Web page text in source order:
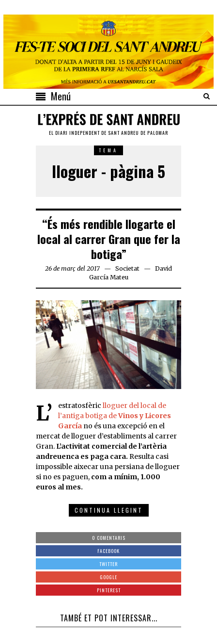
Menú
EL DIARI INDEPENDENT DE SANT ANDREU DE PALOMAR
TEMA
lloguer - pàgina 5
“És més rendible llogarte el
local al carrer Gran que fer la
botiga”
26 de març del 2017 Societat
David
García Mateu
L’estratosfèric lloguer del local de
l’antiga botiga deVinos y Licores
García no és una excepció en el
mercat de lloguer d’establiments al carrer
Gran. L’activitat comercial de l’artèria
andreuenca es paga cara. Resulta casi
impossible aixecar una persiana de lloguer
si no es paguen, com a mínim, 1.000
euros al mes.
CONTINUA LLEGINT
0 COMENTARIS
FACEBOOK
TWITTER
GOOGLE
PINTEREST
TAMBÉ ET POT INTERESSAR...